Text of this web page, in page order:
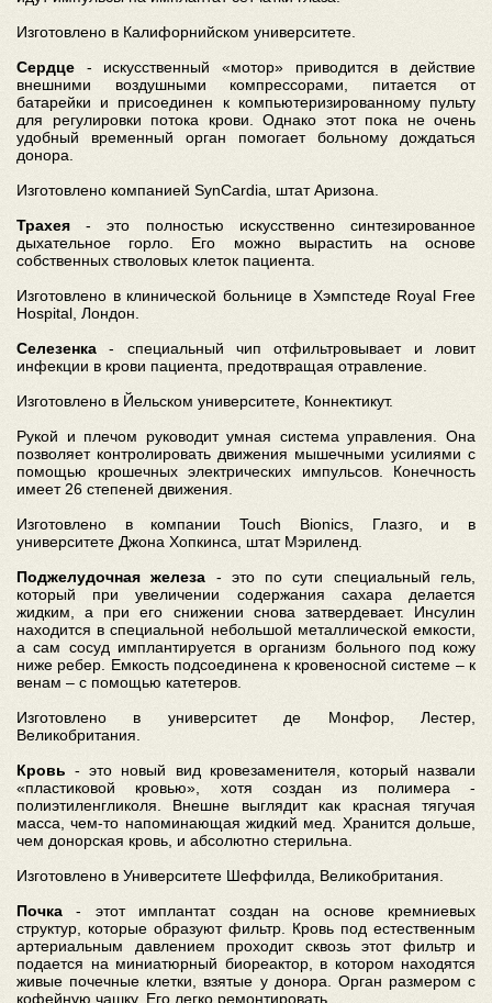
Изготовлено в Калифорнийском университете.
Сердце - искусственный «мотор» приводится в действие
внешними воздушными компрессорами, питается от
батарейки и присоединен к компьютеризированному пульту
для регулировки потока крови. Однако этот пока не очень
удобный временный орган помогает больному дождаться
донора.
Изготовлено компанией SynCardia, штат Аризона.
Трахея - это полностью искусственно синтезированное
дыхательное горло. Его можно вырастить на основе
собственных стволовых клеток пациента.
Изготовлено в клинической больнице в Хэмпстеде Royal Free
Hospital, Лондон.
Селезенка- специальный чип отфильтровывает и ловит
инфекции в крови пациента, предотвращая отравление.
Изготовлено в Йельском университете, Коннектикут.
Рукой и плечом руководит умная система управления. Она
позволяет контролировать движения мышечными усилиями с
помощью крошечных электрических импульсов. Конечность
имеет 26 степеней движения.
Изготовлено в компании Touch Bionics, Глазго, и в
университете Джона Хопкинса, штат Мэриленд.
Поджелудочная железа - это по сути специальный гель,
который при увеличении содержания сахара делается
жидким, а при его снижении снова затвердевает. Инсулин
находится в специальной небольшой металлической емкости,
а сам сосуд имплантируется в организм больного под кожу
ниже ребер. Емкость подсоединена к кровеносной системе – к
венам – с помощью катетеров.
Изготовлено в университет де Монфор, Лестер,
Великобритания.
Кровь - это новый вид кровезаменителя, который назвали
«пластиковой кровью», хотя создан из полимера -
полиэтиленгликоля. Внешне выглядит как красная тягучая
масса, чем-то напоминающая жидкий мед. Хранится дольше,
чем донорская кровь, и абсолютно стерильна.
Изготовлено в Университете Шеффилда, Великобритания.
Почка- этот имплантат создан на основе кремниевых
структур, которые образуют фильтр. Кровь под естественным
артериальным давлением проходит сквозь этот фильтр и
подается на миниатюрный биореактор, в котором находятся
живые почечные клетки, взятые у донора. Орган размером с
кофейную чашку. Его легко ремонтировать.